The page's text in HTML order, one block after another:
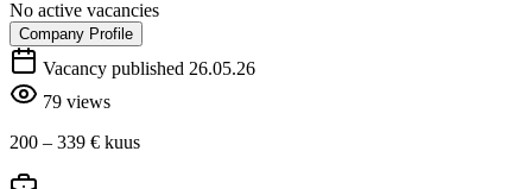
No active vacancies
Company Profile
Vacancy published 26.05.26
79 views
200 – 339 € kuus